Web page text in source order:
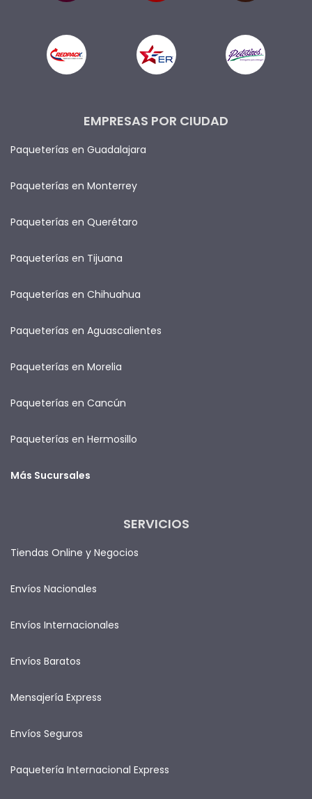
EMPRESAS POR CIUDAD
Paqueterías en Guadalajara
Paqueterías en Monterrey
Paqueterías en Querétaro
Paqueterías en Tijuana
Paqueterías en Chihuahua
Paqueterías en Aguascalientes
Paqueterías en Morelia
Paqueterías en Cancún
Paqueterías en Hermosillo
Más Sucursales
SERVICIOS
Tiendas Online y Negocios
Envíos Nacionales
Envíos Internacionales
Envíos Baratos
Mensajería Express
Envíos Seguros
Paquetería Internacional Express